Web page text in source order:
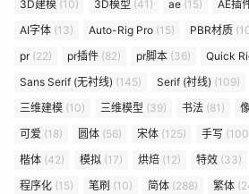
3D建模 (10) 3D模型 (41) ae (15) AE插
AI字体 (13) Auto-Rig Pro (15) PBR材质
pr(22) pr插件 (82) pr脚本 (36) Quick
Sans Serif (无衬线) (145) Serif (衬线) (109)
三维建模 (10) 三维模型 (39) 书法 (81)
可爱 (18) 圆体 (56) 宋体 (125) 手写
楷体 (42) 模拟 (17) 烘焙 (12) 特效 (33)
程序化 (15) 笔刷 (10) 简体 (288) 繁体